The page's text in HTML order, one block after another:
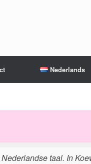
Nederlands
taal. In